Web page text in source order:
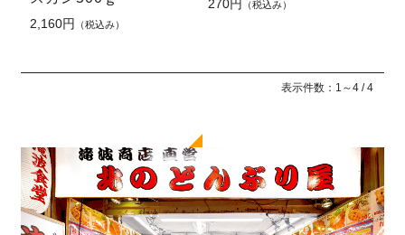
2,160円 （税込み）
270円 （税込み）
表示件数：1～4 / 4